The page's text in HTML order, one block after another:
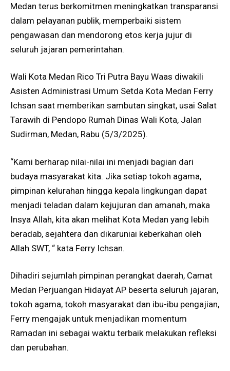
Medan terus berkomitmen meningkatkan transparansi
dalam pelayanan publik, memperbaiki sistem
pengawasan dan mendorong etos kerja jujur di
seluruh jajaran pemerintahan.
Wali Kota Medan Rico Tri Putra Bayu Waas diwakili
Asisten Administrasi Umum Setda Kota Medan Ferry
Ichsan saat memberikan sambutan singkat, usai Salat
Tarawih di Pendopo Rumah Dinas Wali Kota, Jalan
Sudirman, Medan, Rabu (5/3/2025).
“Kami berharap nilai-nilai ini menjadi bagian dari
budaya masyarakat kita. Jika setiap tokoh agama,
pimpinan kelurahan hingga kepala lingkungan dapat
menjadi teladan dalam kejujuran dan amanah, maka
Insya Allah, kita akan melihat Kota Medan yang lebih
beradab, sejahtera dan dikaruniai keberkahan oleh
Allah SWT, “ kata Ferry Ichsan.
Dihadiri sejumlah pimpinan perangkat daerah, Camat
Medan Perjuangan Hidayat AP beserta seluruh jajaran,
tokoh agama, tokoh masyarakat dan ibu-ibu pengajian,
Ferry mengajak untuk menjadikan momentum
Ramadan ini sebagai waktu terbaik melakukan refleksi
dan perubahan.